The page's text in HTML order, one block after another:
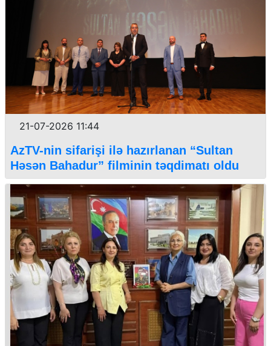
21-07-2026 11:44
AzTV-nin sifarişi ilə hazırlanan “Sultan
Həsən Bahadur” filminin təqdimatı oldu